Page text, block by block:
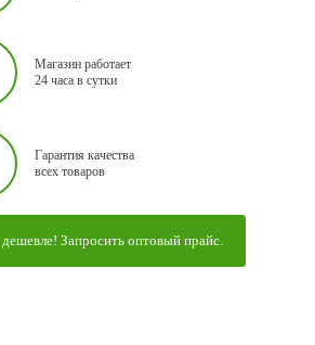
Магазин работает
24 часа в сутки
Гарантия качества
всех товаров
Запросить оптовый прайс.